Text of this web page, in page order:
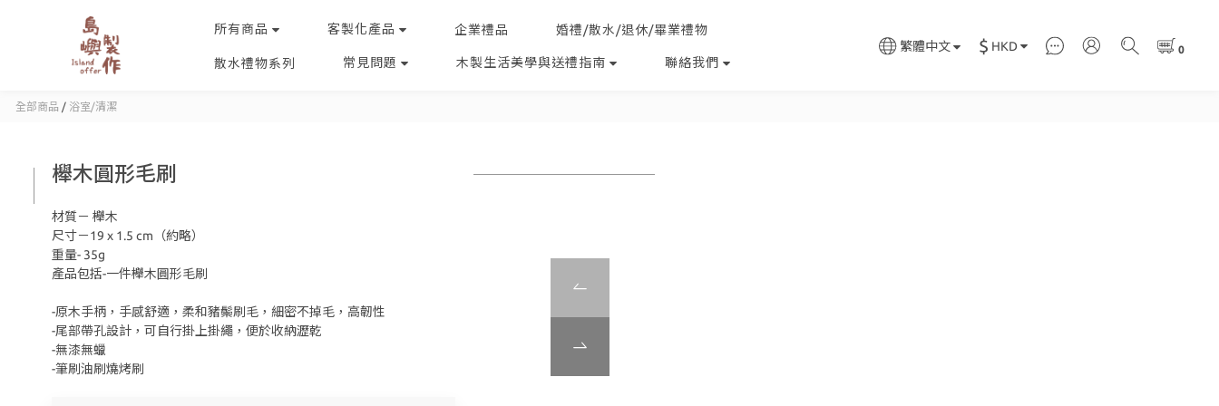
所有商品 客製化產品 企業禮品 婚禮/散水/退休/畢業禮物
散水禮物系列 常見問題 木製生活美學與送禮指南 聯絡我們
繁體中文 $ HKD
全部商品 / 浴室/清潔
櫸木圓形毛刷
材質－ 櫸木
尺寸－19 x 1.5 cm（約略）
重量- 35g
產品包括-一件櫸木圓形毛刷
-原木手柄，手感舒適，柔和豬鬃刷毛，細密不掉毛，高韌性
-尾部帶孔設計，可自行掛上掛繩，便於收納瀝乾
-無漆無蠟
-筆刷油刷燒烤刷